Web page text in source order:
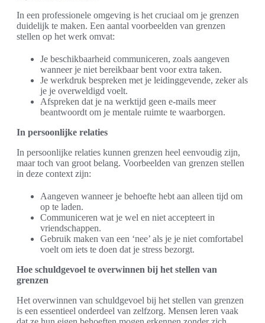
In een professionele omgeving is het cruciaal om je grenzen
duidelijk te maken. Een aantal voorbeelden van grenzen
stellen op het werk omvat:
Je beschikbaarheid communiceren, zoals aangeven
wanneer je niet bereikbaar bent voor extra taken.
Je werkdruk bespreken met je leidinggevende, zeker als
je je overweldigd voelt.
Afspreken dat je na werktijd geen e-mails meer
beantwoordt om je mentale ruimte te waarborgen.
In persoonlijke relaties
In persoonlijke relaties kunnen grenzen heel eenvoudig zijn,
maar toch van groot belang. Voorbeelden van grenzen stellen
in deze context zijn:
Aangeven wanneer je behoefte hebt aan alleen tijd om
op te laden.
Communiceren wat je wel en niet accepteert in
vriendschappen.
Gebruik maken van een ‘nee’ als je je niet comfortabel
voelt om iets te doen dat je stress bezorgt.
Hoe schuldgevoel te overwinnen bij het stellen van
grenzen
Het overwinnen van schuldgevoel bij het stellen van grenzen
is een essentieel onderdeel van zelfzorg. Mensen leren vaak